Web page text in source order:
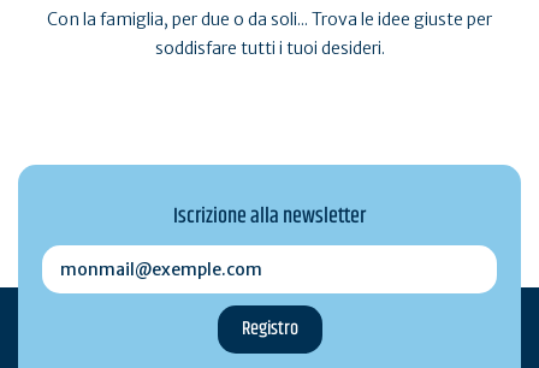
Con la famiglia, per due o da soli... Trova le idee giuste per
soddisfare tutti i tuoi desideri.
Iscrizione alla newsletter
monmail@exemple.com